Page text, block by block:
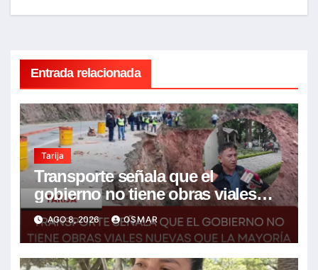
entradas
Entrada relacionada
Tarija
Transporte señala que el
gobierno no tiene obras viales
nuevas que la mayoría son de la
anterior gestión
AGO 8, 2026 OSMAR